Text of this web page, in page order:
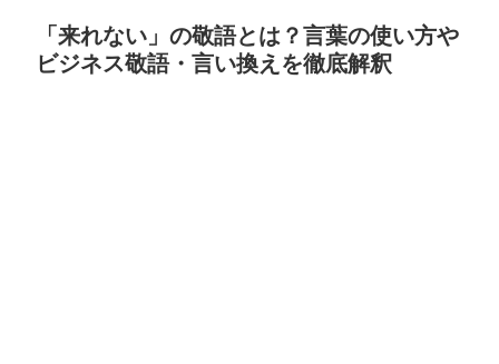
「来れない」の敬語とは？言葉の使い方や
ビジネス敬語・言い換えを徹底解釈